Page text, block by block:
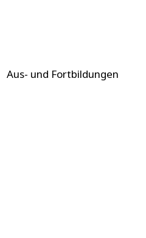
Aus- und Fortbildungen